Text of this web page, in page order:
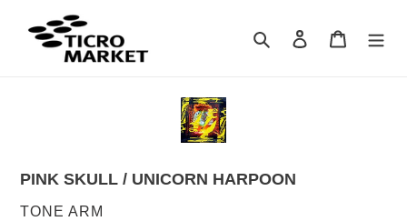
検索 ログインカート
PINK SKULL / UNICORN HARPOON
販
TONE ARM